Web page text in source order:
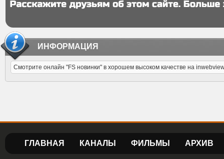
ИНФОРМАЦИЯ
Смотрите онлайн "FS новинки" в хорошем высоком качестве на
ГЛАВНАЯ КАНАЛЫ ФИЛЬМЫ АРХИВ